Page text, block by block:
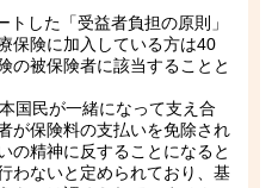
した「受益者負担の原則」
保険に加入している方は40
の被保険者に該当することと
国民が一緒になって支え合
が保険料の支払いを免除され
の精神に反することになると
わないと定められており、基